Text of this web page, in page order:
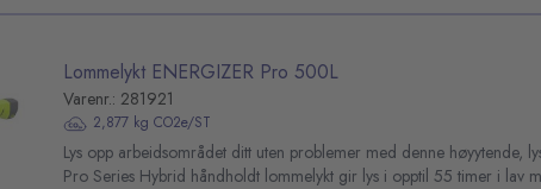
Lommelykt ENERGIZER Pro 500L
Varenr.: 281921
2,877 kg CO2e/ST
Lys opp arbeidsområdet ditt uten problemer med denne høyytende,
Pro Series Hybrid håndholdt lommelykt gir lys i opptil 55 timer i lav